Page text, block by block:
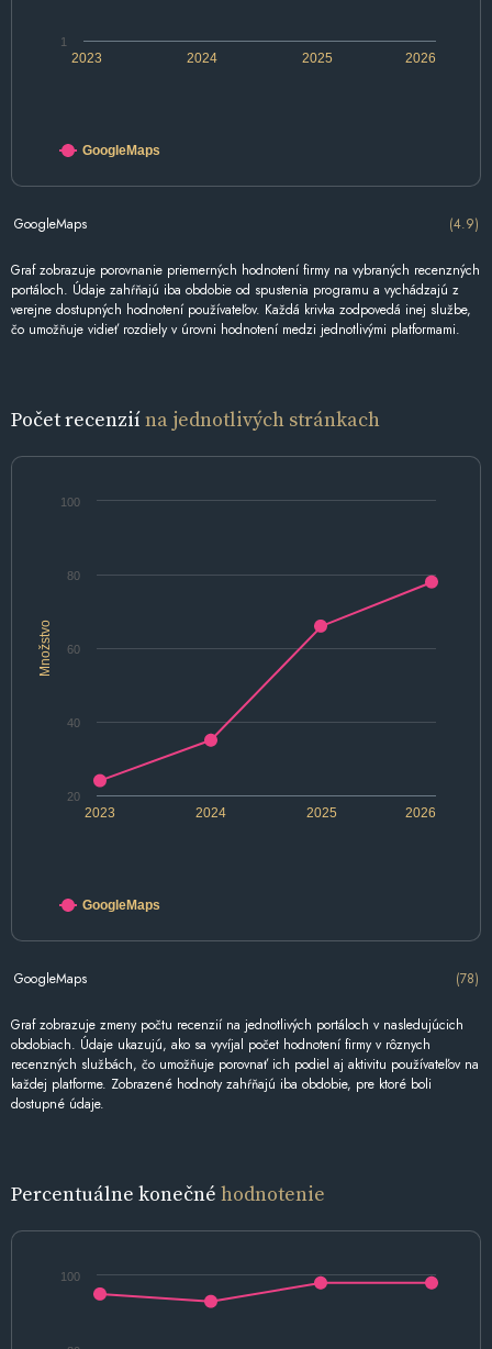
2024 2026
2023 2025
1
GoogleMaps
GoogleMaps (4.9)
Graf zobrazuje porovnanie priemerných hodnotení firmy na vybraných recenzných
portáloch. Údaje zahŕňajú iba obdobie od spustenia programu a vychádzajú z
verejne dostupných hodnotení používateľov. Každá krivka zodpovedá inej službe,
čo umožňuje vidieť rozdiely v úrovni hodnotení medzi jednotlivými platformami.
Počet recenziína jednotlivých stránkach
Množstvo
2024 2026
2023 2025
20
40
60
80
100
GoogleMaps
GoogleMaps (78)
Graf zobrazuje zmeny počtu recenzií na jednotlivých portáloch v nasledujúcich
obdobiach. Údaje ukazujú, ako sa vyvíjal počet hodnotení firmy v rôznych
recenzných službách, čo umožňuje porovnať ich podiel aj aktivitu používateľov na
každej platforme. Zobrazené hodnoty zahŕňajú iba obdobie, pre ktoré boli
dostupné údaje.
Percentuálne konečné hodnotenie
100